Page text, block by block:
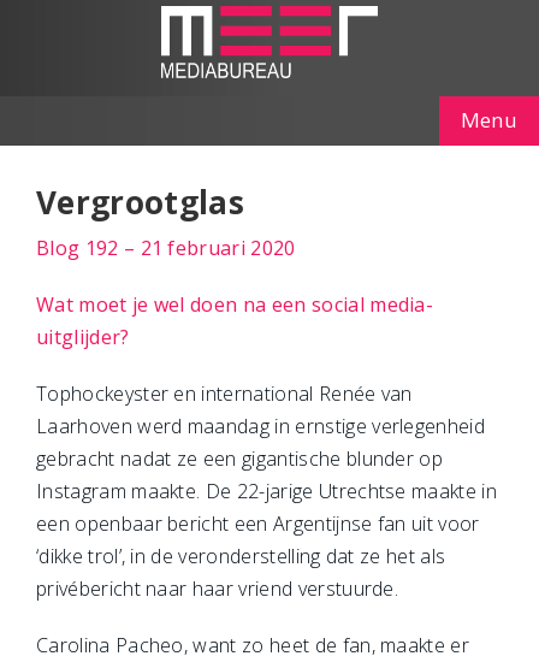
Menu
Vergrootglas
Blog 192 – 21 februari 2020
Wat moet je wel doen na een social media-
uitglijder?
Tophockeyster en international Renée van
Laarhoven werd maandag in ernstige verlegenheid
gebracht nadat ze een gigantische blunder op
Instagram maakte. De 22-jarige Utrechtse maakte in
een openbaar bericht een Argentijnse fan uit voor
‘dikke trol’, in de veronderstelling dat ze het als
privébericht naar haar vriend verstuurde.
Carolina Pacheo, want zo heet de fan, maakte er